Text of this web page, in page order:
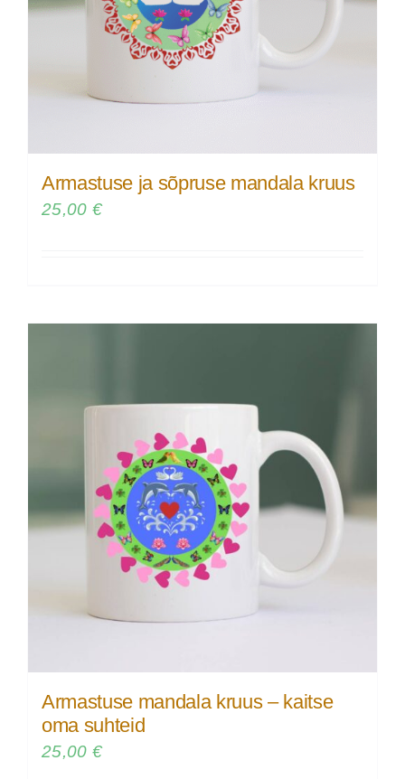
Armastuse ja sõpruse mandala kruus
25,00 €
Armastuse mandala kruus – kaitse
oma suhteid
25,00 €